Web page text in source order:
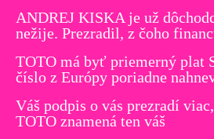
ANDREJ KISKA je už
nežije. Prezradil, z čoho
TOTO má byť priemerný plat
číslo z Európy poriadne
Váš podpis o vás prezradí
TOTO znamená ten váš